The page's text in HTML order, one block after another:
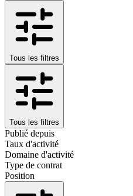
Tous les filtres
Tous les filtres
Publié depuis
Taux d'activité
Domaine d'activité
Type de contrat
Position